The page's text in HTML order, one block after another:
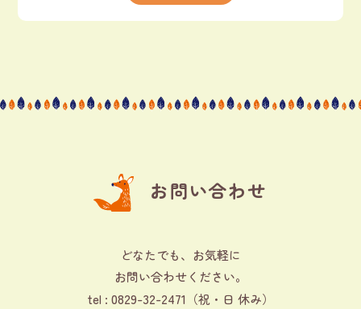
お問い合わせ
どなたでも、お気軽に
お問い合わせください。
tel : 0829-32-2471 （祝・日 休み）